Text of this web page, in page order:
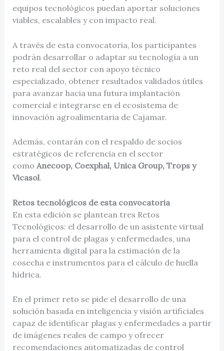
equipos tecnológicos puedan aportar soluciones
viables, escalables y con impacto real.
A través de esta convocatoria, los participantes
podrán desarrollar o adaptar su tecnología a un
reto real del sector con apoyo técnico
especializado, obtener resultados validados útiles
para avanzar hacia una futura implantación
comercial e integrarse en el ecosistema de
innovación agroalimentaria de Cajamar.
Además, contarán con el respaldo de socios
estratégicos de referencia en el sector
como Anecoop, Coexphal, Unica Group, Trops y
Vicasol.
Retos tecnológicos de esta convocatoria
En esta edición se plantean tres Retos
Tecnológicos: el desarrollo de un asistente virtual
para el control de plagas y enfermedades, una
herramienta digital para la estimación de la
cosecha e instrumentos para el cálculo de huella
hídrica.
En el primer reto se pide el desarrollo de una
solución basada en inteligencia y visión artificiales
capaz de identificar plagas y enfermedades a partir
de imágenes reales de campo y ofrecer
recomendaciones automatizadas de control